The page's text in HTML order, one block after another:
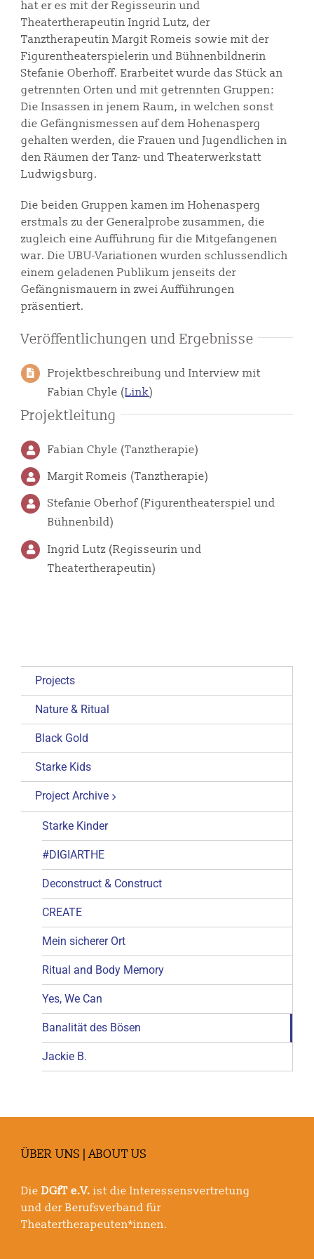
hat er es mit der Regisseurin und
Theatertherapeutin Ingrid Lutz, der
Tanztherapeutin Margit Romeis sowie mit der
Figurentheaterspielerin und Bühnenbildnerin
Stefanie Oberhoff. Erarbeitet wurde das Stück an
getrennten Orten und mit getrennten Gruppen:
Die Insassen in jenem Raum, in welchen sonst
die Gefängnismessen auf dem Hohenasperg
gehalten werden, die Frauen und Jugendlichen in
den Räumen der Tanz- und Theaterwerkstatt
Ludwigsburg.
Die beiden Gruppen kamen im Hohenasperg
erstmals zu der Generalprobe zusammen, die
zugleich eine Aufführung für die Mitgefangenen
war. Die UBU-Variationen wurden schlussendlich
einem geladenen Publikum jenseits der
Gefängnismauern in zwei Aufführungen
präsentiert.
Veröffentlichungen und Ergebnisse
Projektbeschreibung und Interview mit
Fabian Chyle (Link)
Projektleitung
Fabian Chyle (Tanztherapie)
Margit Romeis (Tanztherapie)
Stefanie Oberhof (Figurentheaterspiel und
Bühnenbild)
Ingrid Lutz (Regisseurin und
Theatertherapeutin)
Projects
Nature & Ritual
Black Gold
Starke Kids
Project Archive
Starke Kinder
#DIGIARTHE
Deconstruct & Construct
CREATE
Mein sicherer Ort
Ritual and Body Memory
Yes, We Can
Banalität des Bösen
Jackie B.
ÜBER UNS | ABOUT US
Die DGfT e.V. ist die Interessensvertretung
und der Berufsverband für
Theatertherapeuten*innen.